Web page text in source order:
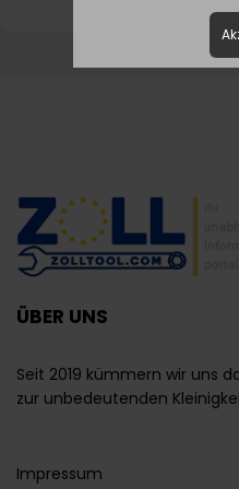
ÜBER UNS
Seit 2019 kümmern wir uns
zur unbedeutenden
Impressum